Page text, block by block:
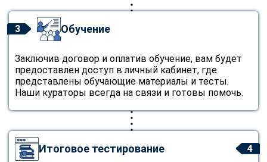
3 Обучение
Заключив договор и оплатив обучение, вам будет
предоставлен доступ в личный кабинет, где
представлены обучающие материалы и тесты.
Наши кураторы всегда на связи и готовы помочь.
4
Итоговое тестирование